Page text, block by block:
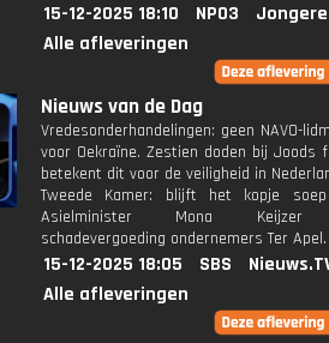
15-12-2025 18:10 NPO3
Alle afleveringen
Nieuws van de Dag
Vredesonderhandelingen: geen NAVO-
voor Oekraïne. Zestien doden bij Joods
betekent dit voor de veiligheid in
Tweede Kamer: blijft het kopje
Asielminister Mona Keijzer
schadevergoeding ondernemers Ter Apel.
15-12-2025 18:05 SBS
Alle afleveringen